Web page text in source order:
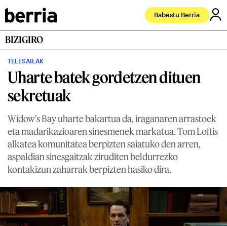
Babestu Berria
BIZIGIRO
TELESAILAK
Uharte batek gordetzen dituen
sekretuak
Widow’s Bay uharte bakartua da, iraganaren arrastoek
eta madarikazioaren sinesmenek markatua. Tom Loftis
alkatea komunitatea berpizten saiatuko den arren,
aspaldian sinesgaitzak ziruditen beldurrezko
kontakizun zaharrak berpizten hasiko dira.